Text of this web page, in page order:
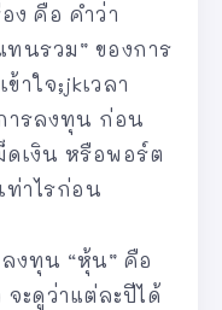
ง คือ คำว่า
นรวม” ของการ
าใจ;jkเวลา
ารลงทุน ก่อน
เงิน หรือพอร์ต
ท่าไรก่อน
งทุน “หุ้น” คือ
ะดูว่าแต่ละปีได้